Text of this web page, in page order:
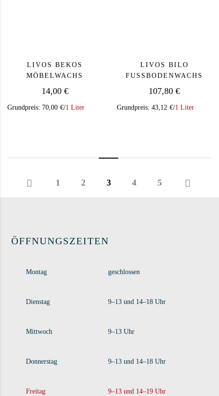
LIVOS BEKOS
MÖBELWACHS
14,00 €
Grundpreis: 70,00 €/1 Liter
LIVOS BILO
FUSSBODENWACHS
107,80 €
Grundpreis: 43,12 €/1 Liter
1 2 3 4 5
ÖFFNUNGSZEITEN
Montag geschlossen
Dienstag 9–13 und 14–18 Uhr
Mittwoch 9–13 Uhr
Donnerstag 9–13 und 14–18 Uhr
Freitag 9–13 und 14–19 Uhr